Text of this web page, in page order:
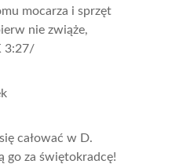
mocarza i sprzęt
nie zwiąże,
3:27/
całować w D.
go za świętokradcę!